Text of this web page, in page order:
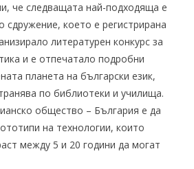
че следващата най-подходяща е
сдружение, което е регистрирана
литературен конкурс за
и е отпечатало подробни
планета на български език,
по библиотеки и училища.
общество – България е да
на технологии, които
между 5 и 20 години да могат